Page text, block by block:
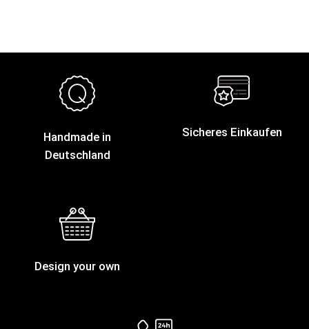
Handmade in
Deutschland
Sicheres Einkaufen
Design your own